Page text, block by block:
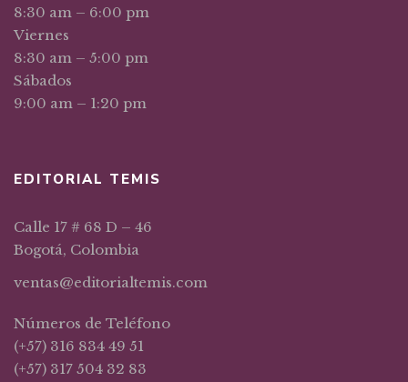
8:30 am – 6:00 pm
Viernes
8:30 am – 5:00 pm
Sábados
9:00 am – 1:20 pm
EDITORIAL TEMIS
Calle 17 # 68 D – 46
Bogotá, Colombia
ventas@editorialtemis.com
Números de Teléfono
(+57) 316 834 49 51
(+57) 317 504 32 83